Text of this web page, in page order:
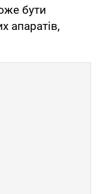
бути
апаратів,